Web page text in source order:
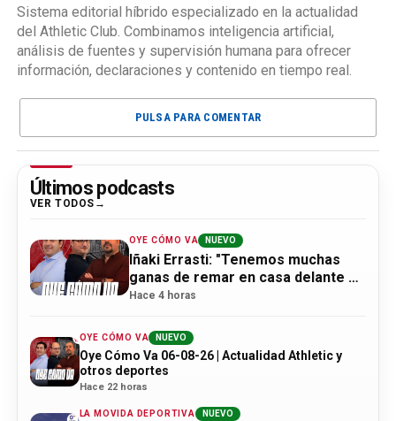
Sistema editorial híbrido especializado en la actualidad
del Athletic Club. Combinamos inteligencia artificial,
análisis de fuentes y supervisión humana para ofrecer
información, declaraciones y contenido en tiempo real.
PULSA PARA COMENTAR
Últimos podcasts
VER TODOS
OYE CÓMO VA NUEVO
Iñaki Errasti: "Tenemos muchas
ganas de remar en casa delante de
la afición"
Hace 4 horas
OYE CÓMO VA NUEVO
Oye Cómo Va 06-08-26 | Actualidad Athletic y
otros deportes
Hace 22 horas
LA MOVIDA DEPORTIVA NUEVO